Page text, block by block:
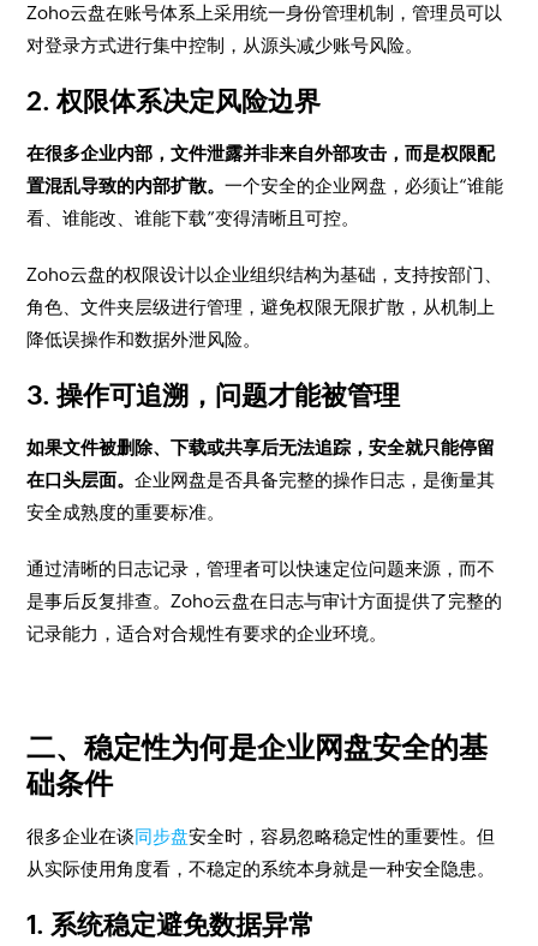
Zoho云盘在账号体系上采用统一身份管理机制，管理员可以
对登录方式进行集中控制，从源头减少账号风险。
2. 权限体系决定风险边界
在很多企业内部，文件泄露并非来自外部攻击，而是权限配
置混乱导致的内部扩散。一个安全的企业网盘，必须让“谁能
看、谁能改、谁能下载”变得清晰且可控。
Zoho云盘的权限设计以企业组织结构为基础，支持按部门、
角色、文件夹层级进行管理，避免权限无限扩散，从机制上
降低误操作和数据外泄风险。
3. 操作可追溯，问题才能被管理
如果文件被删除、下载或共享后无法追踪，安全就只能停留
在口头层面。企业网盘是否具备完整的操作日志，是衡量其
安全成熟度的重要标准。
通过清晰的日志记录，管理者可以快速定位问题来源，而不
是事后反复排查。Zoho云盘在日志与审计方面提供了完整的
记录能力，适合对合规性有要求的企业环境。
二、稳定性为何是企业网盘安全的基
础条件
很多企业在谈同步盘安全时，容易忽略稳定性的重要性。但
从实际使用角度看，不稳定的系统本身就是一种安全隐患。
1. 系统稳定避免数据异常